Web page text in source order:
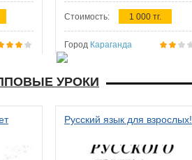
Стоимость: 1 000 тг.
Город Караганда
УРОКИ
Русский язык для взрослых!